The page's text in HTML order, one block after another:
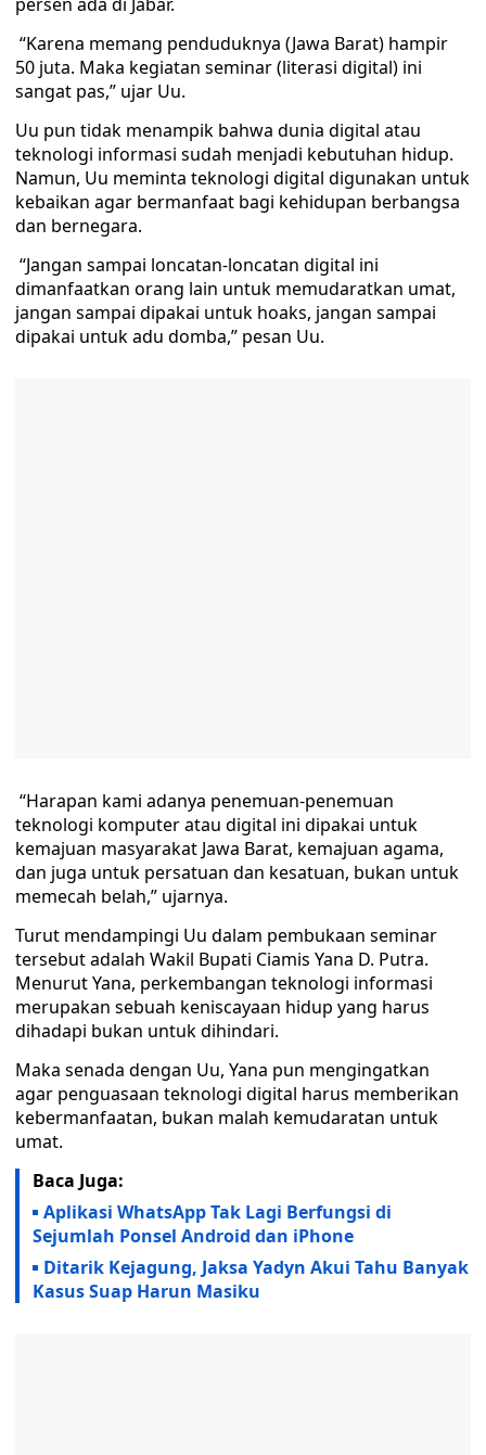
“Karena memang penduduknya (Jawa Barat) hampir
50 juta. Maka kegiatan seminar (literasi digital) ini
sangat pas,” ujar Uu.
Uu pun tidak menampik bahwa dunia digital atau
teknologi informasi sudah menjadi kebutuhan hidup.
Namun, Uu meminta teknologi digital digunakan untuk
kebaikan agar bermanfaat bagi kehidupan berbangsa
dan bernegara.
“Jangan sampai loncatan-loncatan digital ini
dimanfaatkan orang lain untuk memudaratkan umat,
jangan sampai dipakai untuk hoaks, jangan sampai
dipakai untuk adu domba,” pesan Uu.
“Harapan kami adanya penemuan-penemuan
teknologi komputer atau digital ini dipakai untuk
kemajuan masyarakat Jawa Barat, kemajuan agama,
dan juga untuk persatuan dan kesatuan, bukan untuk
memecah belah,” ujarnya.
Turut mendampingi Uu dalam pembukaan seminar
tersebut adalah Wakil Bupati Ciamis Yana D. Putra.
Menurut Yana, perkembangan teknologi informasi
merupakan sebuah keniscayaan hidup yang harus
dihadapi bukan untuk dihindari.
Maka senada dengan Uu, Yana pun mengingatkan
agar penguasaan teknologi digital harus memberikan
kebermanfaatan, bukan malah kemudaratan untuk
umat.
Baca Juga:
Aplikasi WhatsApp Tak Lagi Berfungsi di
Sejumlah Ponsel Android dan iPhone
Ditarik Kejagung, Jaksa Yadyn Akui Tahu Banyak
Kasus Suap Harun Masiku